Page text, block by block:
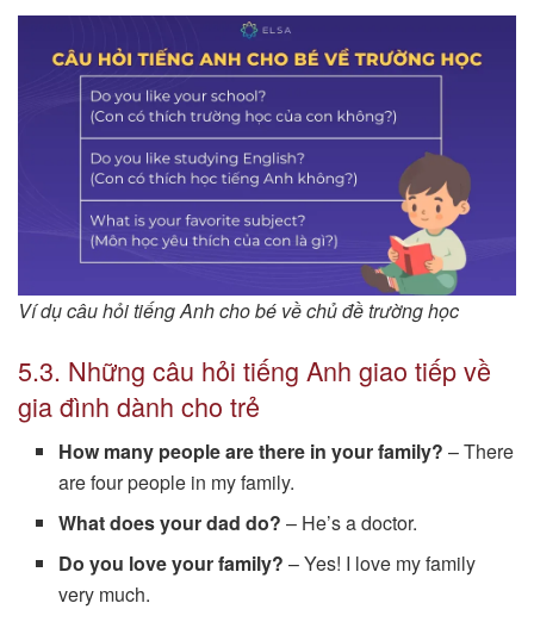
Ví dụ câu hỏi tiếng Anh cho bé về chủ đề trường học
5.3. Những câu hỏi tiếng Anh giao tiếp về
gia đình dành cho trẻ
How many people are there in your family? – There
are four people in my family.
What does your dad do? – He’s a doctor.
Do you love your family? – Yes! I love my family
very much.